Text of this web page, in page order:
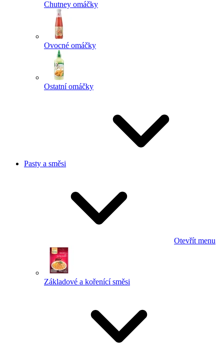
Chutney omáčky
Ovocné omáčky
Ostatní omáčky
Pasty a směsi
Otevřít menu
Základové a kořenící směsi